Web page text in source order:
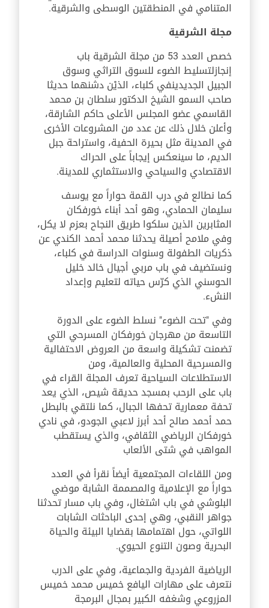
المتنامي في المنطقتين الوسطى والشرقية.
مجلة الشرقية
خصص العدد 53 من مجلة الشرقية باب
إنجازلتسليط الضوء للسوق التراثي وسوق
الجبيل الجديدينفي كلباء، الذيْن دشنهما حديثا
صاحب السمو الشيخ الدكتور سلطان بن محمد
القاسمي عضو المجلس الأعلى حاكم الشارقة،
وأعلن خلال ذلك عن عدد من المشروعات الأخرى
في المدينة مثل بحيرة الحفية، واستراحة جبل
الديم، ما سينعكس إيجاباً على الحراك
الاقتصادي والسياحي والاستثماري للمدينة.
كما نطالع في درب القمة حواراً مع يوسف
سليمان الحمادي، وهو أحد أبناء خورفكان
المثابرين الذين سلكوا طريق النجاح بعزم لا يكل،
وفي ملامح أصيلة يحدثنا محمد أحمد الكندي عن
ذكريات الطفولة وسنوات الدراسة في كلباء،
ونستضيف في باب مربي أجيال خالد خليل
الحوسني الذي كرّس حياته لتعليم وإعداد
النشء.
وفي "تحت الضوء" نسلط الضوء على الدورة
التاسعة من مهرجان خورفكان المسرحي التي
تضمنت تشكيلة واسعة من العروض الاحتفالية
والمسرحية المحلية والعالمية، ومن
الاستطلاعات السياحية تعرف المجلة القراء في
باب على الرحب بمسجد حديقة شيص، الذي يعد
تحفة معمارية تحفها الجبال، كما نلتقي بالبطل
حمد أحمد صالح أحد أبرز لاعبي الجودو، في نادي
خورفكان الرياضي الثقافي، والذي يستقطب
المواهب في شتى الألعاب
ومن اللقاءات المجتمعية أيضاً نقرأ في العدد
حواراً مع الإعلامية والمصممة الشابة موضي
البلوشي في باب اشتغال، وفي باب مسار تحدثنا
جواهر النقبي، وهي إحدى الباحثات الشابات
اللواتي، حول اهتمامها بقضايا البيئة والحياة
البحرية وصون التنوع الحيوي.
الرياضية الفردية والجماعية، وفي على الدرب
نتعرف على مهارات اليافع خميس محمد خميس
المزروعي وشغفه الكبير بمجال البرمجة